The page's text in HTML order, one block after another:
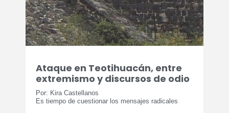
Ataque en Teotihuacán, entre
extremismo y discursos de odio
Por: Kira Castellanos
Es tiempo de cuestionar los mensajes radicales